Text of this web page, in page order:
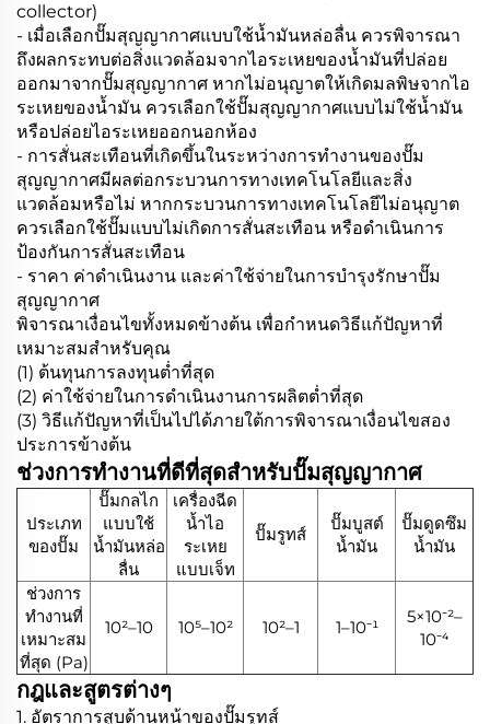
collector)
- เมื่อเลือกปั๊มสุญญากาศแบบใช้น้ำมันหล่อลื่น ควรพิจารณา
ถึงผลกระทบต่อสิ่งแวดล้อมจากไอระเหยของน้ำมันที่ปล่อย
ออกมาจากปั๊มสุญญากาศ หากไม่อนุญาตให้เกิดมลพิษจากไอ
ระเหยของน้ำมัน ควรเลือกใช้ปั๊มสุญญากาศแบบไม่ใช้น้ำมัน
หรือปล่อยไอระเหยออกนอกห้อง
- การสั่นสะเทือนที่เกิดขึ้นในระหว่างการทำงานของปั๊ม
สุญญากาศมีผลต่อกระบวนการทางเทคโนโลยีและสิ่ง
แวดล้อมหรือไม่ หากกระบวนการทางเทคโนโลยีไม่อนุญาต
ควรเลือกใช้ปั๊มแบบไม่เกิดการสั่นสะเทือน หรือดำเนินการ
ป้องกันการสั่นสะเทือน
- ราคา ค่าดำเนินงาน และค่าใช้จ่ายในการบำรุงรักษาปั๊ม
สุญญากาศ
พิจารณาเงื่อนไขทั้งหมดข้างต้น เพื่อกำหนดวิธีแก้ปัญหาที่
เหมาะสมสำหรับคุณ
(1) ต้นทุนการลงทุนต่ำที่สุด
(2) ค่าใช้จ่ายในการดำเนินงานการผลิตต่ำที่สุด
(3) วิธีแก้ปัญหาที่เป็นไปได้ภายใต้การพิจารณาเงื่อนไขสอง
ประการข้างต้น
ช่วงการทำงานที่ดีที่สุดสำหรับปั๊มสุญญากาศ
ประเภท
ของปั๊ม
ปั๊มกลไก
แบบใช้
น้ำมันหล่อ
ลื่น
เครื่องฉีด
น้ำไอ
ระเหย
แบบเจ็ท
ปั๊มรูทส์
ปั๊มบูสต์
น้ำมัน
ปั๊มดูดซึม
น้ำมัน
ช่วงการ
ทำงานที่
เหมาะสม
ที่สุด (Pa)
10²–10 10⁵–10² 10²–1 1–10⁻¹
5×10⁻²–
10⁻⁴
กฎและสูตรต่างๆ
1. อัตราการสูบด้านหน้าของปั๊มรูทส์